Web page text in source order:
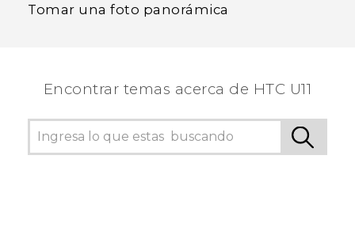
Tomar una foto panorámica
Encontrar temas acerca de HTC U11